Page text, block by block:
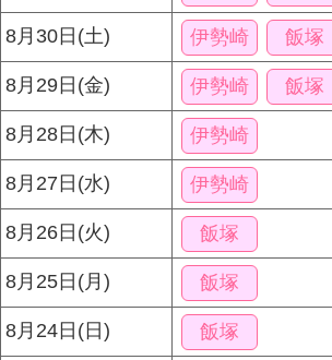
8月30日(土) 伊勢崎 飯塚
8月29日(金) 伊勢崎 飯塚
8月28日(木) 伊勢崎
8月27日(水) 伊勢崎
8月26日(火) 飯塚
8月25日(月) 飯塚
8月24日(日) 飯塚